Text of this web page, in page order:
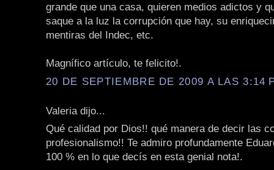
grande que una casa, quieren medios adictos y
saque a la luz la corrupción que hay, su
mentiras del Indec, etc.
Magnífico artículo, te felicito!.
20 DE SEPTIEMBRE DE 2009 A LAS 3:14
Valeria dijo...
Qué calidad por Dios!! qué manera de decir las
profesionalismo!! Te admiro profundamente
100 % en lo que decís en esta genial nota!.